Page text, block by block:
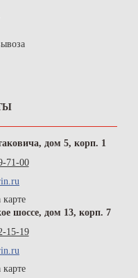
дом 5, корп. 1
71-00
шоссе, дом 13, корп. 7
15-19